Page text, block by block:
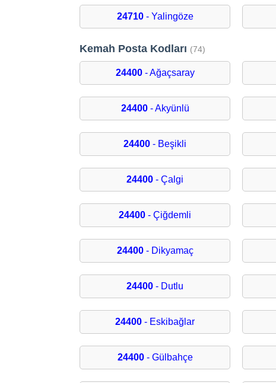
24710- Yalingöze
Kemah Posta Kodları (74)
24400- Ağaçsaray
24400- Akyünlü
24400 - Beşikli
24400 - Çalgi
24400 - Çiğdemli
24400- Dikyamaç
24400 - Dutlu
24400 - Eskibağlar
24400- Gülbahçe